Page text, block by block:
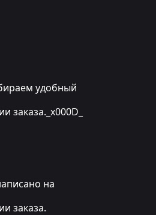
удобный
на
заказа.